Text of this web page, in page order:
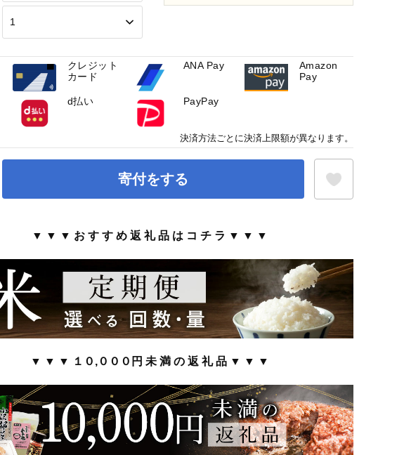
寄付をする
▼ ▼ ▼ お す す め 返 礼 品 は コ チ ラ ▼ ▼ ▼
▼ ▼ ▼ １０,０００円 未 満 の 返 礼 品 ▼ ▼ ▼
クレジット
カード
ANA Pay
Amazon
Pay
d払い PayPay
決済方法ごとに決済上限額が異なります。